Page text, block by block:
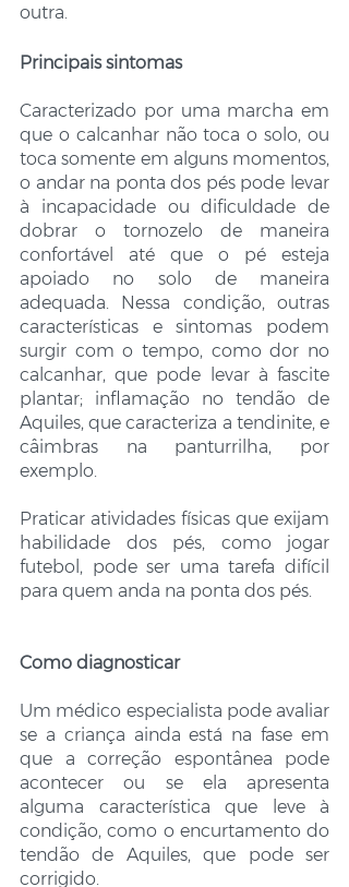
outra.
Principais sintomas
Caracterizado por uma marcha em
que o calcanhar não toca o solo, ou
toca somente em alguns momentos,
o andar na ponta dos pés pode levar
à incapacidade ou dificuldade de
dobrar o tornozelo de maneira
confortável até que o pé esteja
apoiado no solo de maneira
adequada. Nessa condição, outras
características e sintomas podem
surgir com o tempo, como dor no
calcanhar, que pode levar à fascite
plantar; inflamação no tendão de
Aquiles, que caracteriza a tendinite, e
câimbras na panturrilha, por
exemplo.
Praticar atividades físicas que exijam
habilidade dos pés, como jogar
futebol, pode ser uma tarefa difícil
para quem anda na ponta dos pés.
Como diagnosticar
Um médico especialista pode avaliar
se a criança ainda está na fase em
que a correção espontânea pode
acontecer ou se ela apresenta
alguma característica que leve à
condição, como o encurtamento do
tendão de Aquiles, que pode ser
corrigido.